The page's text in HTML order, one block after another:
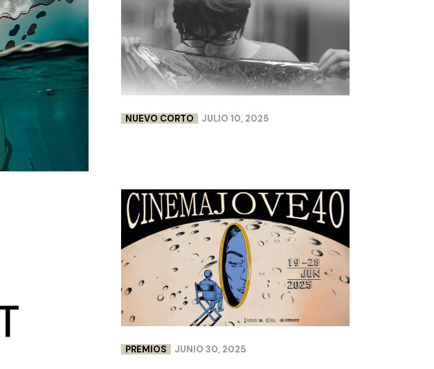
NUEVO CORTO JULIO 10, 2025
PREMIOS JUNIO 30, 2025